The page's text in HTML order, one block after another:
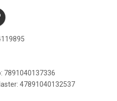
7891040137336
47891040132537